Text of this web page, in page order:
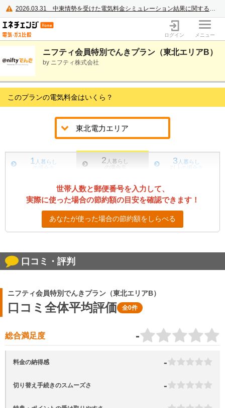
2026.03.31 中東情勢を受けた電気料金シミュレーション結果に関するご案内
電力・ガス比較サイト エネチェンジ
ログイン メニュー
ニフティ会員特別でんきプラン（東北エリアB）
by ニフティ株式会社
このプランの電気料金はいくら？
1 人暮らし
の場合
2 人暮らし
の場合
※
3 人暮らし
以上の場合
世帯人数と郵便番号を入力して、
実際に使った場合の節約額の目安を確認できます！
あなたが使った場合の節約額をしらべる
口コミ・評判
ニフティ会員特別でんきプラン（東北エリアB）
口コミ全体平均評価 全0件
総合満足度 -
料金の納得感 -
切り替え手続きのスムーズさ -